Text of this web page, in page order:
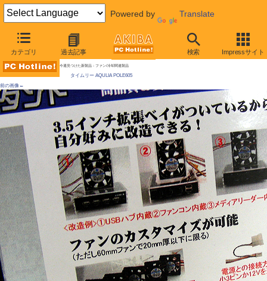
Powered by Translate
カテゴリ 過去記事 検索 Impressサイト
AKIBA PC Hotline! 2009年7月11日号
6cmファン×5個のタワー型扇風機？が発売に
今週見つけた新製品：ファン/冷却関連製品
タイムリー AQULIA POLE605
前の画像←